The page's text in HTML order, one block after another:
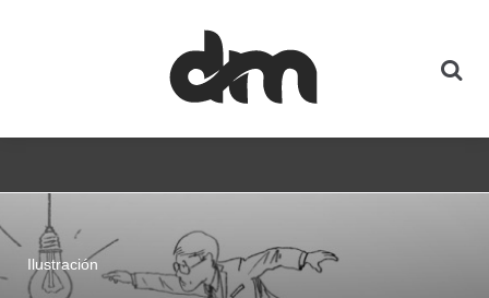
Ilustración